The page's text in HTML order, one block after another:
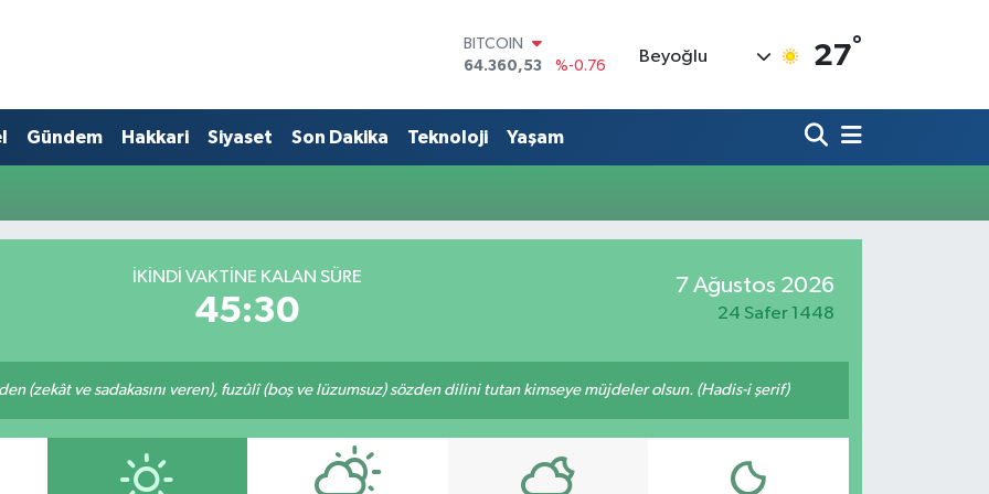
BITCOIN
64.360,53
%-0.76
47,7069
%0.17
EURO
GRAM ALTIN
6574.81
%1.44
Beyoğlu 27°
Gündem Hakkari Siyaset Son Dakika Teknoloji Yaşam
İKINDI VAKTINE KALAN SÜRE
45:30
7 Ağustos 2026
24 Safer 1448
(zekât ve sadakasını veren), fuzûlî (boş ve lüzumsuz) sözden dilini tutan kimseye müjdeler olsun. (Hadis-i şerif)